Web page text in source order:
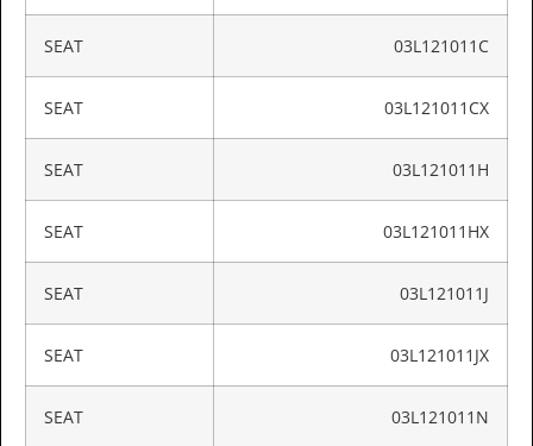
SEAT 03L121011C
SEAT 03L121011CX
SEAT 03L121011H
SEAT 03L121011HX
SEAT 03L121011J
SEAT 03L121011JX
SEAT 03L121011N